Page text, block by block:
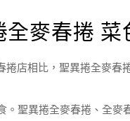
全麥春捲 菜
捲店相比，聖異捲全麥春